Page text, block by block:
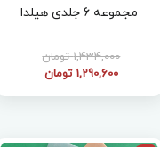
مجموعه 6 جلدی هیلدا
1,434,000 تومان
1,290,600 تومان